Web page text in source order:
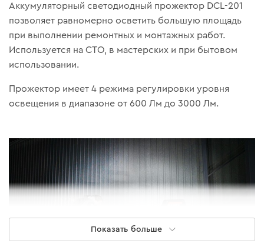
Аккумуляторный светодиодный прожектор DCL-201
позволяет равномерно осветить большую площадь
при выполнении ремонтных и монтажных работ.
Используется на СТО, в мастерских и при бытовом
использовании.
Прожектор имеет 4 режима регулировки уровня
освещения в диапазоне от 600 Лм до 3000 Лм.
Показать больше